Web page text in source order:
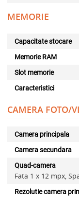
MEMORIE
Capacitate stocare
Memorie RAM
Slot memorie
Caracteristici
CAMERA FOTO/
Camera principala
Camera secundara
Quad-camera
Fata 1 x 12 mpx,
Rezolutie camera